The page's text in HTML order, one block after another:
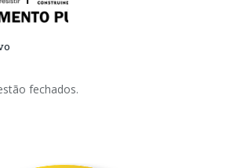
fechados.